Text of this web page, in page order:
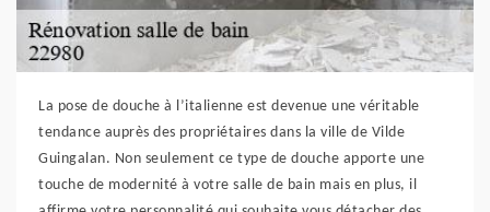
La pose de douche à l’italienne est devenue une véritable
tendance auprès des propriétaires dans la ville de Vilde
Guingalan. Non seulement ce type de douche apporte une
touche de modernité à votre salle de bain mais en plus, il